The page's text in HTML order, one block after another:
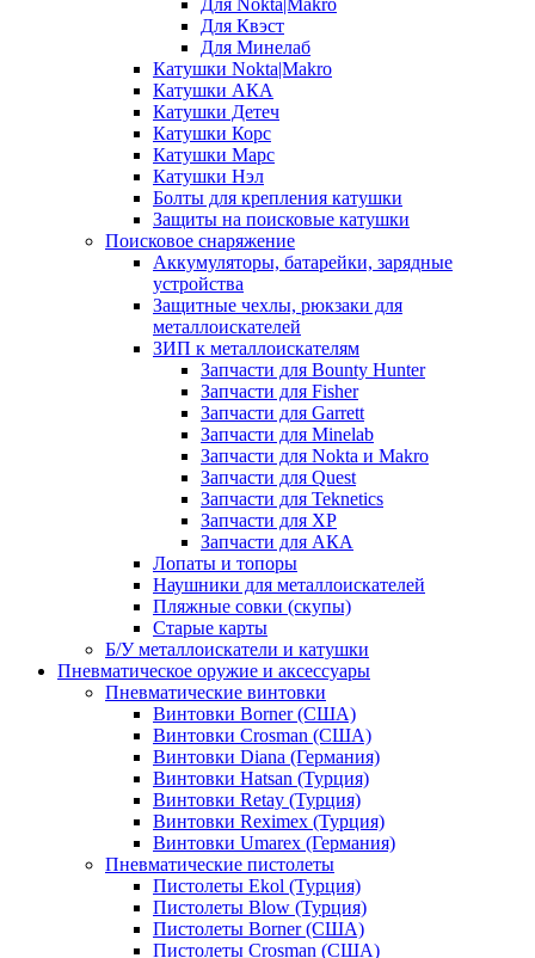
Для Квэст
Для Минелаб
Катушки Nokta|Makro
Катушки АКА
Катушки Детеч
Катушки Корс
Катушки Марс
Катушки Нэл
Болты для крепления катушки
Защиты на поисковые катушки
Поисковое снаряжение
Аккумуляторы, батарейки, зарядные
устройства
Защитные чехлы, рюкзаки для
металлоискателей
ЗИП к металлоискателям
Запчасти для Bounty Hunter
Запчасти для Fisher
Запчасти для Garrett
Запчасти для Minelab
Запчасти для Nokta и Makro
Запчасти для Quest
Запчасти для Teknetics
Запчасти для XP
Запчасти для АКА
Лопаты и топоры
Наушники для металлоискателей
Пляжные совки (скупы)
Старые карты
Б/У металлоискатели и катушки
Пневматическое оружие и аксессуары
Пневматические винтовки
Винтовки Borner (США)
Винтовки Crosman (США)
Винтовки Diana (Германия)
Винтовки Hatsan (Турция)
Винтовки Retay (Турция)
Винтовки Reximex (Турция)
Винтовки Umarex (Германия)
Пневматические пистолеты
Пистолеты Ekol (Турция)
Пистолеты Blow (Турция)
Пистолеты Borner (США)
Пистолеты Crosman (США)